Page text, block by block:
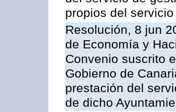
propios del
Resolución, 8 jun
de Economía y
Convenio suscrito
Gobierno de
prestación del
de dicho